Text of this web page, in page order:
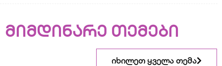
მიმდინარე თემები
იხილეთ ყველა თემა